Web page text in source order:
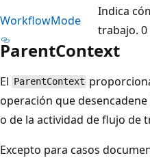
WorkflowMode
Indica
trabajo. 0
ParentContext
El ParentContext
operación que
o de la actividad de flujo de
Excepto para casos